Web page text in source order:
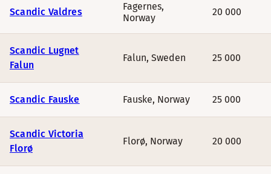
Scandic Valdres Fagernes,
Norway
20 000
Scandic Lugnet
Falun
Falun, Sweden 25 000
Scandic Fauske Fauske, Norway 25 000
Scandic Victoria
Florø
Florø, Norway 20 000